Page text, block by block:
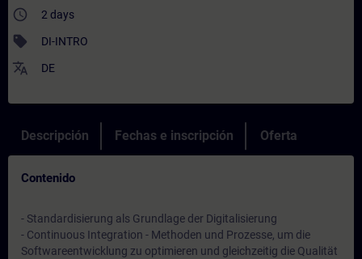
access_time 2 days
sell DI-INTRO
translate DE
Descripción Fechas e inscripción Oferta
Contenido
- Standardisierung als Grundlage der Digitalisierung
- Continuous Integration - Methoden und Prozesse, um die
Softwareentwicklung zu optimieren und gleichzeitig die Qualität